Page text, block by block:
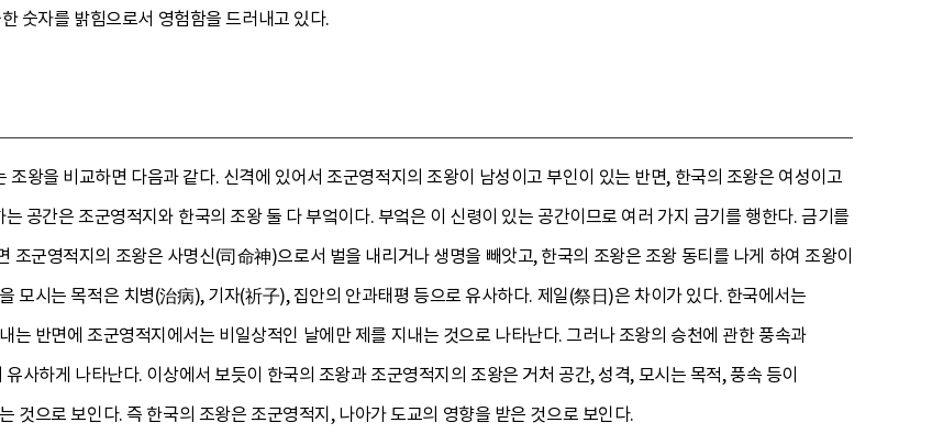
숫자를 밝힘으로서 영험함을 드러내고 있다.
왕을 비교하면 다음과 같다. 신격에 있어서 조군영적지의 조왕이 남성이고 부인이 있는 반면, 한국의 조왕은 여성이고
는 공간은 조군영적지와 한국의 조왕 둘 다 부엌이다. 부엌은 이 신령이 있는 공간이므로 여러 가지 금기를 행한다. 금기를
조군영적지의 조왕은 사명신(司命神)으로서 벌을 내리거나 생명을 빼앗고, 한국의 조왕은 조왕 동티를 나게 하여 조왕이
모시는 목적은 치병(治病), 기자(祈子), 집안의 안과태평 등으로 유사하다. 제일(祭日)은 차이가 있다. 한국에서는
는 반면에 조군영적지에서는 비일상적인 날에만 제를 지내는 것으로 나타난다. 그러나 조왕의 승천에 관한 풍속과
사하게 나타난다. 이상에서 보듯이 한국의 조왕과 조군영적지의 조왕은 거처 공간, 성격, 모시는 목적, 풍속 등이
것으로 보인다. 즉 한국의 조왕은 조군영적지, 나아가 도교의 영향을 받은 것으로 보인다.